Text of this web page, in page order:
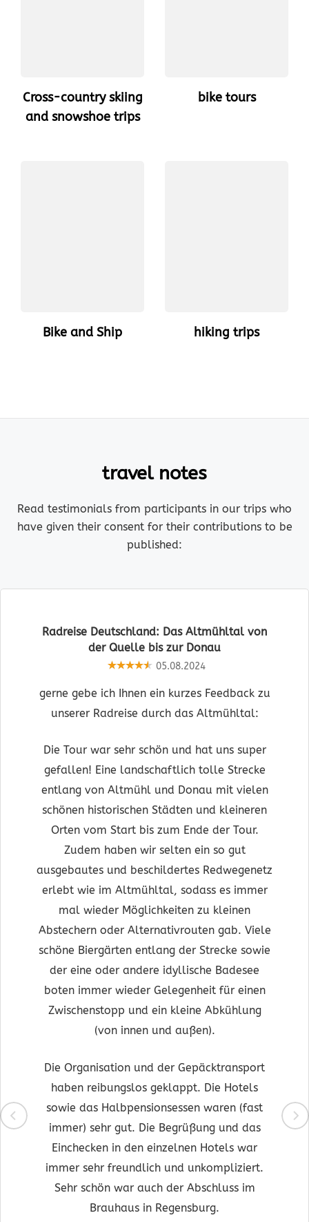
Cross-country skiing
and snowshoe trips
bike tours
Bike and Ship hiking trips
travel notes
Read testimonials from participants in our trips who
have given their consent for their contributions to be
published:
Radreise Deutschland: Das Altmühltal von
der Quelle bis zur Donau
05.08.2024
gerne gebe ich Ihnen ein kurzes Feedback zu
unserer Radreise durch das Altmühltal:
Die Tour war sehr schön und hat uns super
gefallen! Eine landschaftlich tolle Strecke
entlang von Altmühl und Donau mit vielen
schönen historischen Städten und kleineren
Orten vom Start bis zum Ende der Tour.
Zudem haben wir selten ein so gut
ausgebautes und beschildertes Redwegenetz
erlebt wie im Altmühltal, sodass es immer
mal wieder Möglichkeiten zu kleinen
Abstechern oder Alternativrouten gab. Viele
schöne Biergärten entlang der Strecke sowie
der eine oder andere idyllische Badesee
boten immer wieder Gelegenheit für einen
Zwischenstopp und ein kleine Abkühlung
(von innen und außen).
Die Organisation und der Gepäcktransport
haben reibungslos geklappt. Die Hotels
sowie das Halbpensionsessen waren (fast
immer) sehr gut. Die Begrüßung und das
Einchecken in den einzelnen Hotels war
immer sehr freundlich und unkompliziert.
Sehr schön war auch der Abschluss im
Brauhaus in Regensburg.